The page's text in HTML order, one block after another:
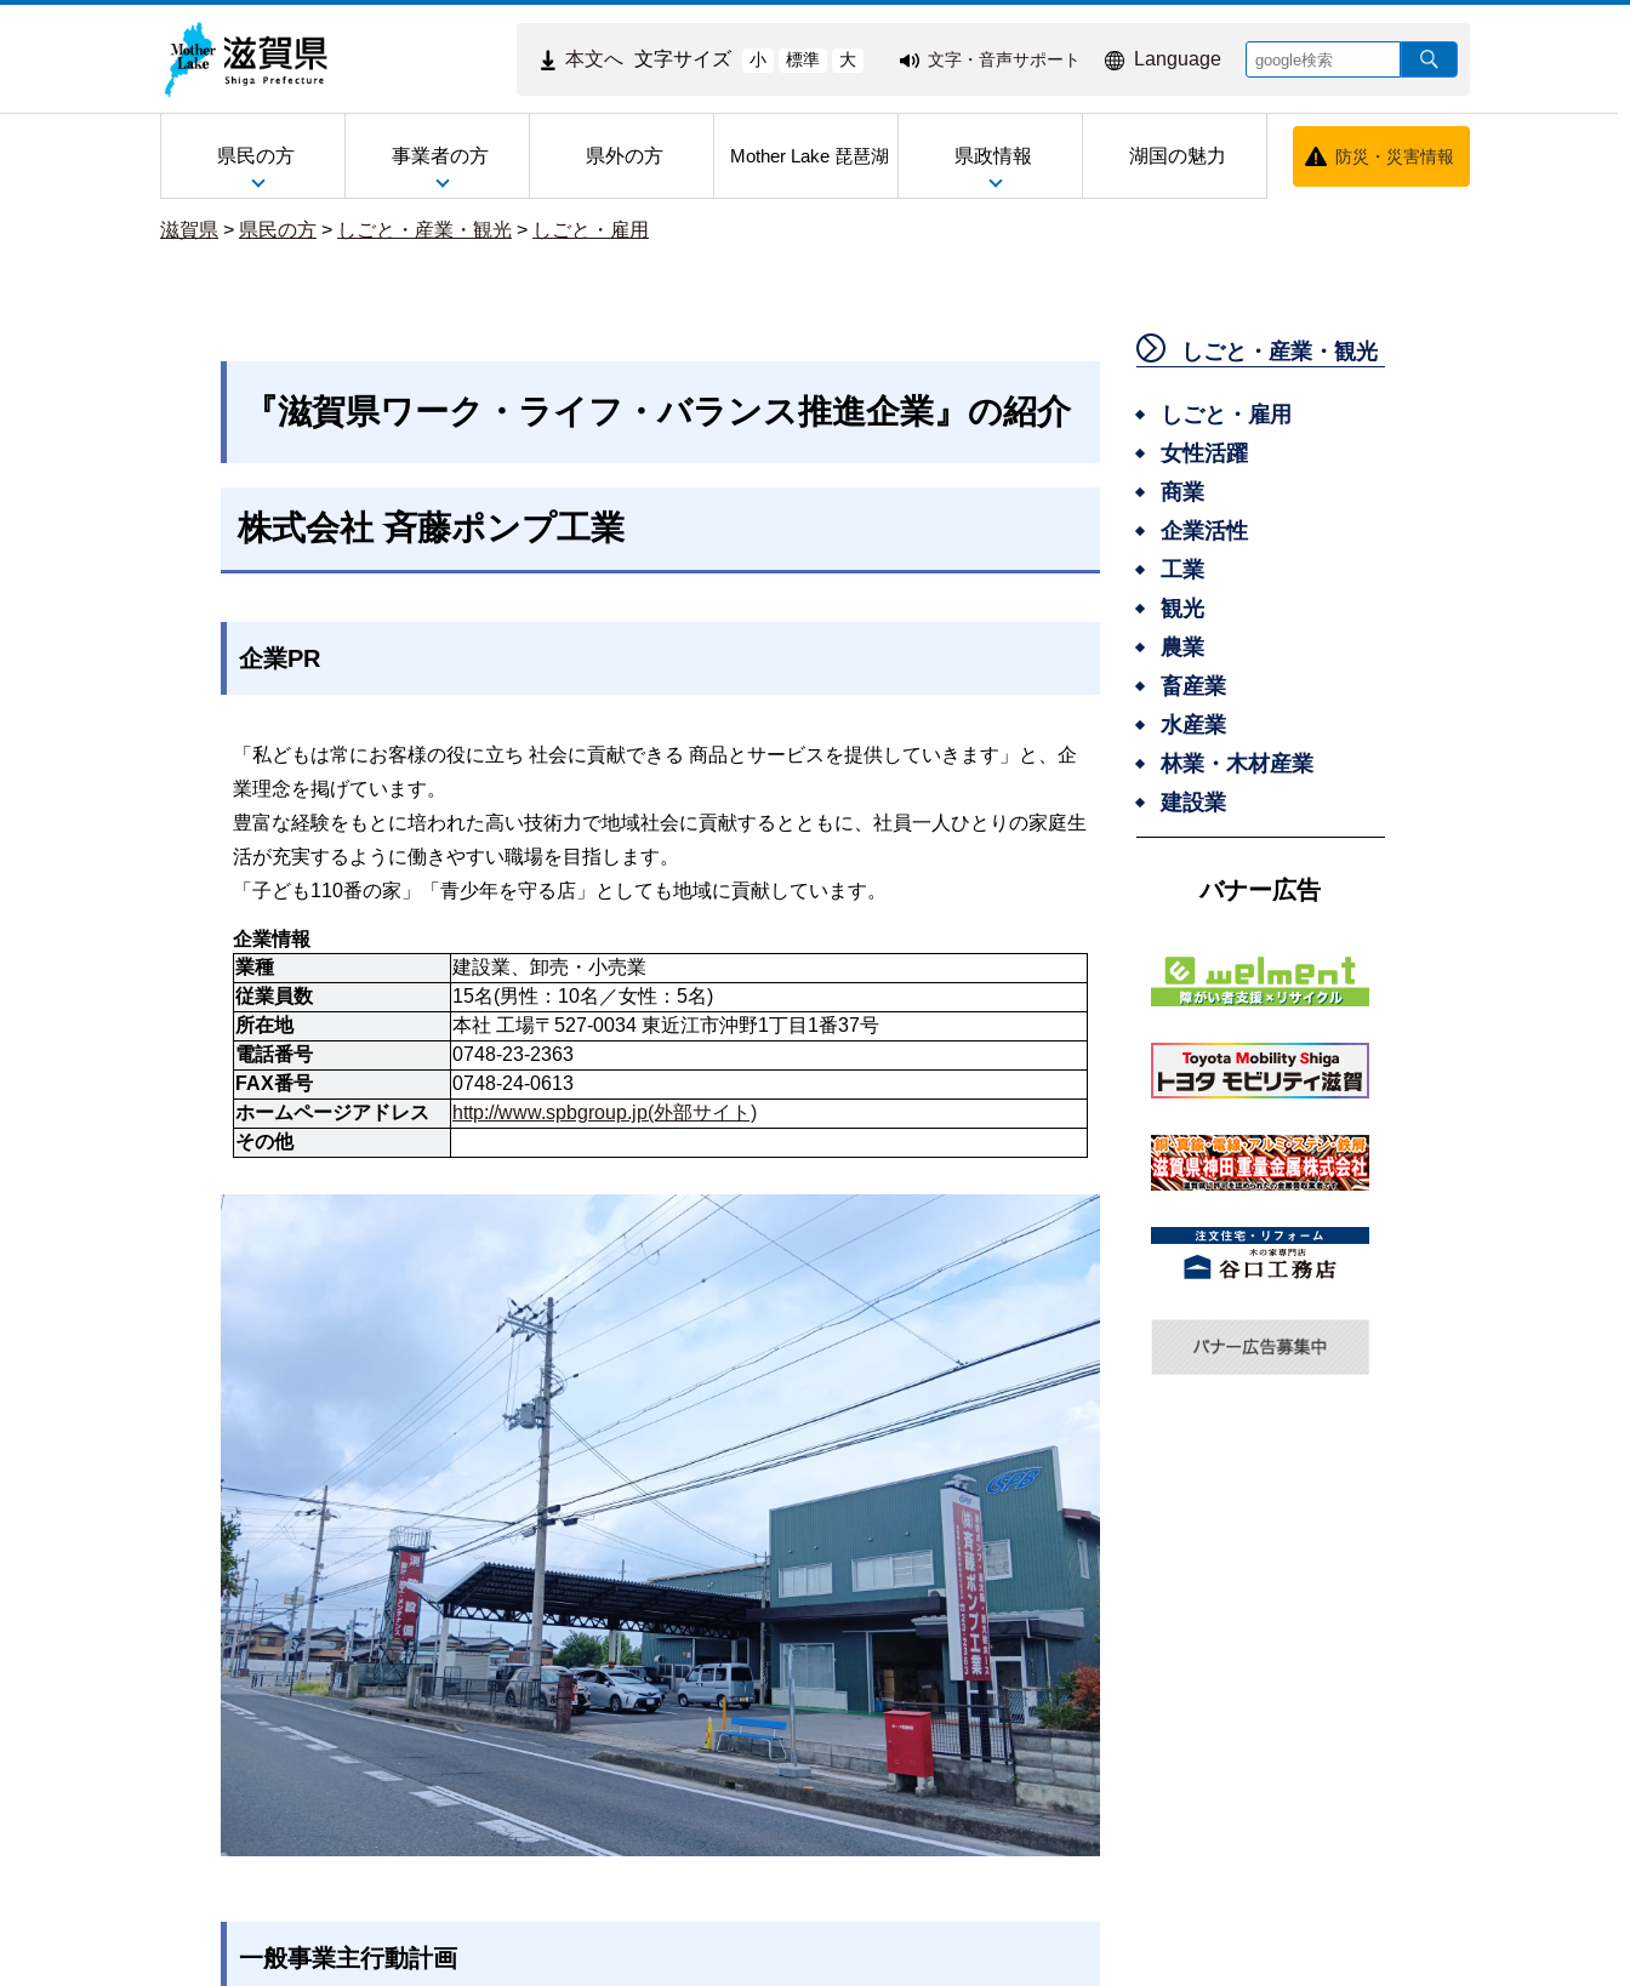
本文へ 文字サイズ 小 標準 大 文字・音声サポート Language
県民の方 事業者の方 県外の方 Mother Lake 琵琶湖 県政情報 湖国の魅力 防災・災害情報
滋賀県 > 県民の方 > しごと・産業・観光 > しごと・雇用
『滋賀県ワーク・ライフ・バランス推進企業』の紹介
株式会社 斉藤ポンプ工業
企業PR
「私どもは常にお客様の役に立ち 社会に貢献できる 商品とサービスを提供していきます」と、企
業理念を掲げています。
豊富な経験をもとに培われた高い技術力で地域社会に貢献するとともに、社員一人ひとりの家庭生
活が充実するように働きやすい職場を目指します。
「子ども110番の家」「青少年を守る店」としても地域に貢献しています。
企業情報
業種
建設業、卸売・小売業
従業員数
15名(男性：10名／女性：5名)
所在地
本社 工場〒527-0034 東近江市沖野1丁目1番37号
電話番号
0748-23-2363
FAX番号
0748-24-0613
ホームページアドレス
http://www.spbgroup.jp(外部サイト)
その他
一般事業主行動計画
しごと・産業・観光
しごと・雇用
女性活躍
商業
企業活性
工業
観光
農業
畜産業
水産業
林業・木材産業
建設業
バナー広告